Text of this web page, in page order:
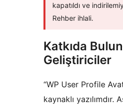
kapatıldı ve
Rehber ihlali.
Katkıda
Geliştiriciler
“WP User Profile
kaynaklı yazılımdır.